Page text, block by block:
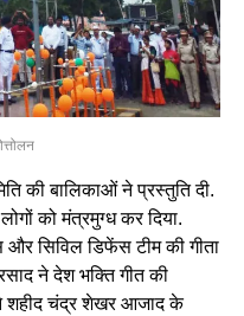
की बालिकाओं ने प्रस्तुति दी.
को मंत्रमुग्ध कर दिया.
और सिविल डिफेंस टीम की गीता
ने देश भक्ति गीत की
शहीद चंद्र शेखर आजाद के